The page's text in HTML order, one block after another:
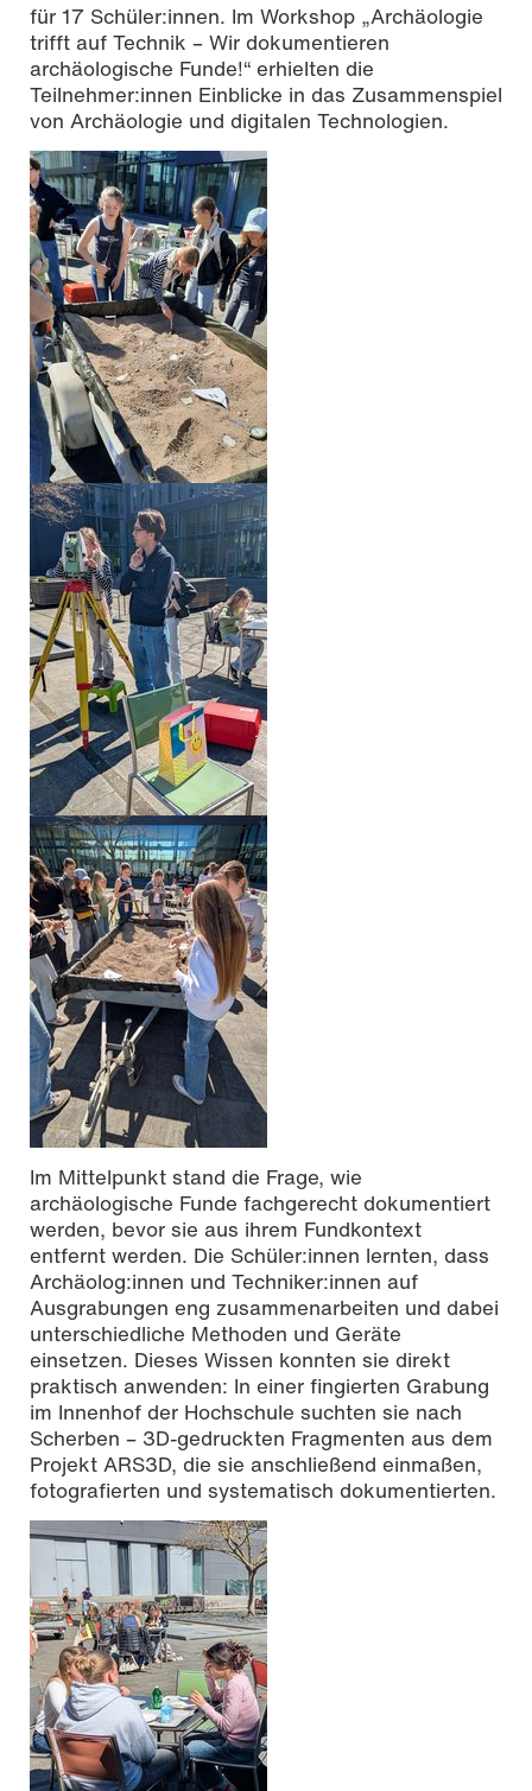
Eindrücke Vom GirlsDay 2026 an der Fachrichtung
AIGeo, Foto: Robert Zwick, CC BY-SA 4.0
für 17 Schüler:innen. Im Workshop „Archäologie
trifft auf Technik – Wir dokumentieren
archäologische Funde!“ erhielten die
Teilnehmer:innen Einblicke in das Zusammenspiel
von Archäologie und digitalen Technologien.
Im Mittelpunkt stand die Frage, wie
archäologische Funde fachgerecht dokumentiert
werden, bevor sie aus ihrem Fundkontext
entfernt werden. Die Schüler:innen lernten, dass
Archäolog:innen und Techniker:innen auf
Ausgrabungen eng zusammenarbeiten und dabei
unterschiedliche Methoden und Geräte
einsetzen. Dieses Wissen konnten sie direkt
praktisch anwenden: In einer fingierten Grabung
im Innenhof der Hochschule suchten sie nach
Scherben – 3D-gedruckten Fragmenten aus dem
Projekt ARS3D, die sie anschließend einmaßen,
fotografierten und systematisch dokumentierten.